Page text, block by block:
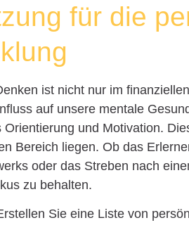
für die
ist nicht nur im
auf unsere mentale
Orientierung und Motivation.
Bereich liegen. Ob das
oder das Streben nach
zu behalten.
Sie eine Liste von